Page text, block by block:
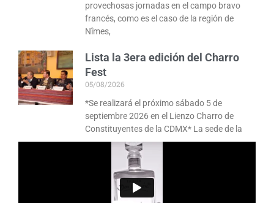
provechosas jornadas en el campo bravo
francés, como es el caso de la región de
Nîmes,
Lista la 3era edición del Charro
Fest
05/08/2026
*Se realizará el próximo sábado 5 de
septiembre 2026 en el Lienzo Charro de
Constituyentes de la CDMX* La sede de la